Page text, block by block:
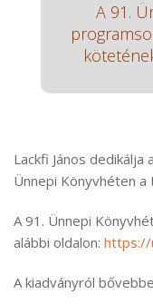
A 91.
Lackfi János dedikálja
Ünnepi Könyvhéten a
A 91. Ünnepi
alábbi oldalon: https://
A kiadványról